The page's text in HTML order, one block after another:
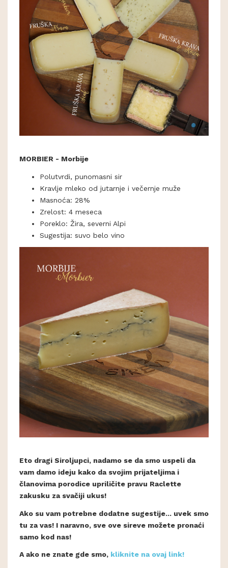
MORBIER - Morbije
Polutvrdi, punomasni sir
Kravlje mleko od jutarnje i večernje muže
Masnoća: 28%
Zrelost: 4 meseca
Poreklo: Žira, severni Alpi
Sugestija: suvo belo vino
Eto dragi Siroljupci, nadamo se da smo uspeli da
vam damo ideju kako da svojim prijateljima i
članovima porodice upriličite pravu Raclette
zakusku za svačiji ukus!
Ako su vam potrebne dodatne sugestije... uvek smo
tu za vas! I naravno, sve ove sireve možete pronaći
samo kod nas!
A ako ne znate gde smo, kliknite na ovaj link!